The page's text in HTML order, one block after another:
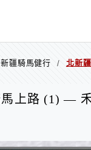
疆騎馬健行 / 北新
上路 (1) —